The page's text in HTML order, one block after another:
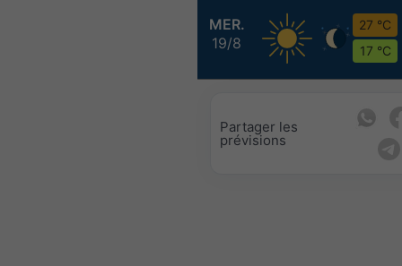
MER.
19/8
27 °C
17 °C
Partager les
prévisions